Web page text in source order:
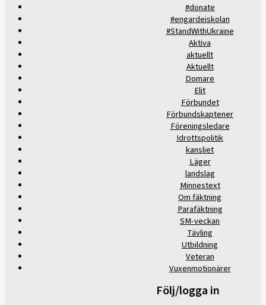
#donate
#engardeiskolan
#StandWithUkraine
Aktiva
aktuellt
Aktuellt
Domare
Elit
Förbundet
Förbundskaptener
Föreningsledare
Idrottspolitik
kansliet
Läger
landslag
Minnestext
Om fäktning
Parafäktning
SM-veckan
Tävling
Utbildning
Veteran
Vuxenmotionärer
Följ/logga in